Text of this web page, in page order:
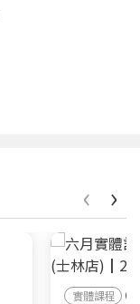
實體課程
‹ ›